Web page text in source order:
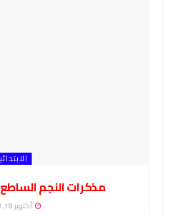
مذكرات النجم الساطع
أكتوبر 18, 2023